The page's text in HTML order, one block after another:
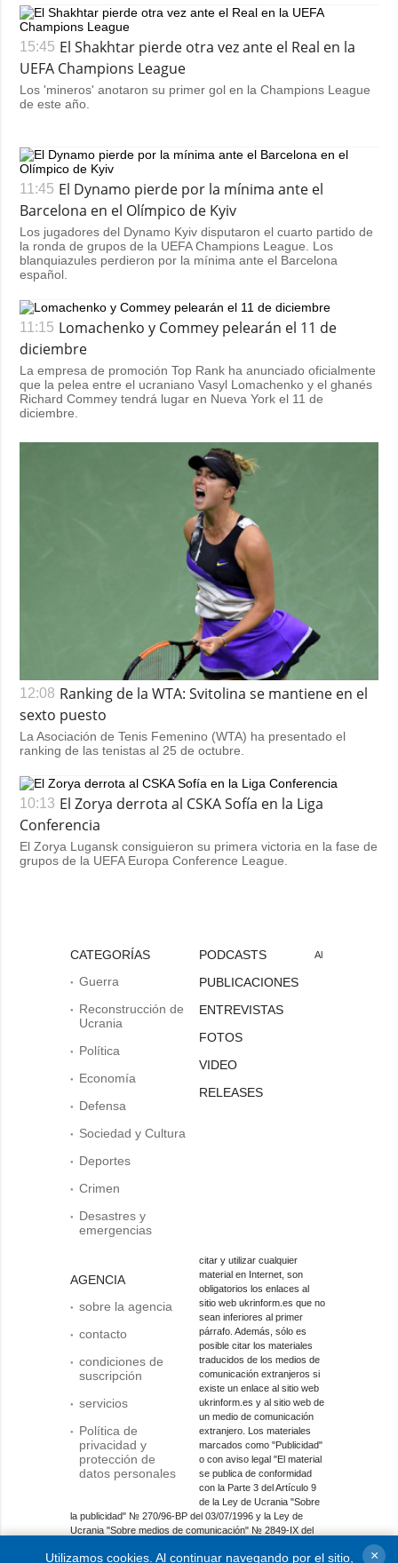
15:45 El Shakhtar pierde otra vez ante el Real en la
UEFA Champions League
Los 'mineros' anotaron su primer gol en la Champions League
de este año.
11:45 El Dynamo pierde por la mínima ante el
Barcelona en el Olímpico de Kyiv
Los jugadores del Dynamo Kyiv disputaron el cuarto partido de
la ronda de grupos de la UEFA Champions League. Los
blanquiazules perdieron por la mínima ante el Barcelona
español.
11:15 Lomachenko y Commey pelearán el 11 de
diciembre
La empresa de promoción Top Rank ha anunciado oficialmente
que la pelea entre el ucraniano Vasyl Lomachenko y el ghanés
Richard Commey tendrá lugar en Nueva York el 11 de
diciembre.
12:08 Ranking de la WTA: Svitolina se mantiene en el
sexto puesto
La Asociación de Tenis Femenino (WTA) ha presentado el
ranking de las tenistas al 25 de octubre.
10:13 El Zorya derrota al CSKA Sofía en la Liga
Conferencia
El Zorya Lugansk consiguieron su primera victoria en la fase de
grupos de la UEFA Europa Conference League.
CATEGORÍAS
Guerra
Reconstrucción de
Ucrania
Política
Economía
Defensa
Sociedad y Cultura
Deportes
Crimen
Desastres y
emergencias
AGENCIA
sobre la agencia
contacto
condiciones de
suscripción
servicios
Política de
privacidad y
protección de
datos personales
PODCASTS
PUBLICACIONES
ENTREVISTAS
FOTOS
VIDEO
RELEASES
Al
citar y utilizar cualquier
material en Internet, son
obligatorios los enlaces al
sitio web ukrinform.es que no
sean inferiores al primer
párrafo. Además, sólo es
posible citar los materiales
traducidos de los medios de
comunicación extranjeros si
existe un enlace al sitio web
ukrinform.es y al sitio web de
un medio de comunicación
extranjero. Los materiales
marcados como "Publicidad"
o con aviso legal "El material
se publica de conformidad
con la Parte 3 del Artículo 9
de la Ley de Ucrania "Sobre
la publicidad" № 270/96-ВР del 03/07/1996 y la Ley de
Ucrania "Sobre medios de comunicación" № 2849-IX del
contenido promocional y el anunciante será responsable del
Utilizamos cookies. Al continuar navegando por el sitio, ×